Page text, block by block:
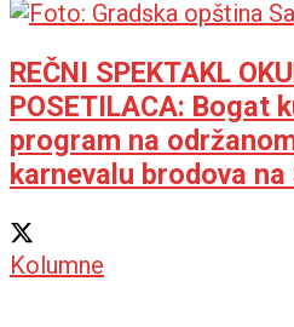
REČNI SPEKTAKL
POSETILACA: Bogat
program na
karnevalu brodova
Kolumne